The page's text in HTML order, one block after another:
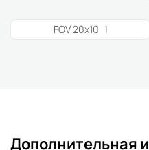
FOV 20x10 1
Дополнительная